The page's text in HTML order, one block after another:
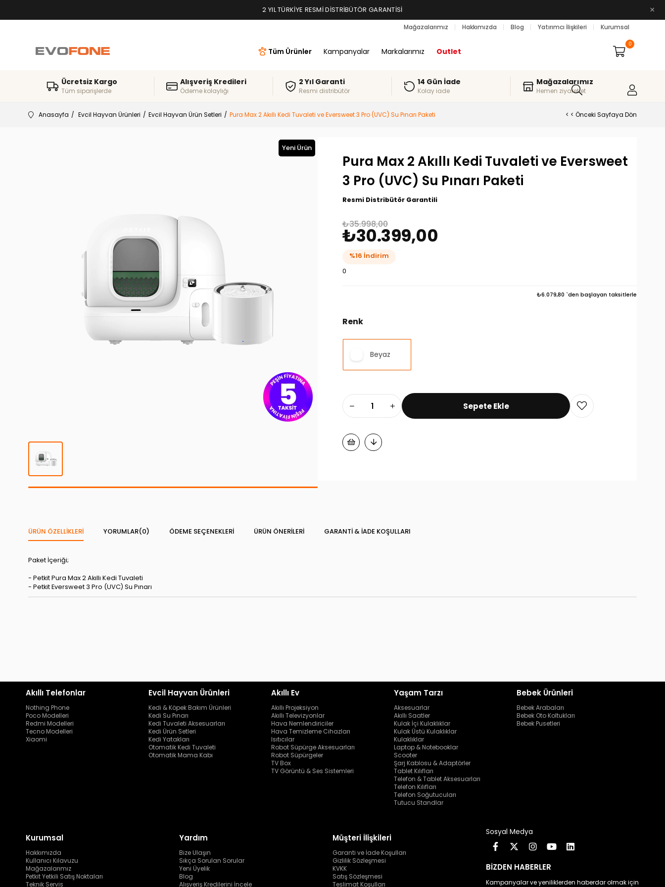
2 YIL TÜRKIYE RESMI DISTRIBÜTÖR GARANTISI ×
Mağazalarımız Hakkımızda Blog Yatırımcı İlişkileri Kurumsal
Tüm Ürünler Kampanyalar Markalarımız Outlet
0
Ücretsiz Kargo
Tüm siparişlerde
Alışveriş Kredileri
Ödeme kolaylığı
2 Yıl Garanti
Resmi distribütör
14 Gün İade
Kolay iade
Mağazalarımız
Hemen ziyaret et
Anasayfa Evcil Hayvan Ürünleri Evcil Hayvan Ürün Setleri Pura Max 2 Akıllı Kedi Tuvaleti ve Eversweet 3 Pro (UVC) Su Pınarı Paketi < < Önceki Sayfaya Dön
Yeni Ürün
Pura Max 2 Akıllı Kedi Tuvaleti ve Eversweet
3 Pro (UVC) Su Pınarı Paketi
Resmi Distribütör Garantili
₺35.998,00
₺30.399,00
%16 İndirim
0
₺6.079,80 `den başlayan taksitlerle
Renk
Beyaz
ÜRÜN ÖZELLIKLERI YORUMLAR(0) ÖDEME SEÇENEKLERI ÜRÜN ÖNERILERI GARANTI & İADE KOŞULLARI
Paket İçeriği;
- Petkit Pura Max 2 Akıllı Kedi Tuvaleti
- Petkit Eversweet 3 Pro (UVC) Su Pınarı
Akıllı Telefonlar
Nothing Phone
Poco Modelleri
Redmi Modelleri
Tecno Modelleri
Xiaomi
Evcil Hayvan Ürünleri
Kedi & Köpek Bakım Ürünleri
Kedi Su Pınarı
Kedi Tuvaleti Aksesuarları
Kedi Ürün Setleri
Kedi Yatakları
Otomatik Kedi Tuvaleti
Otomatik Mama Kabı
Akıllı Ev
Akıllı Projeksiyon
Akıllı Televizyonlar
Hava Nemlendiriciler
Hava Temizleme Cihazları
Isıtıcılar
Robot Süpürge Aksesuarları
Robot Süpürgeler
TV Box
TV Görüntü & Ses Sistemleri
Yaşam Tarzı
Aksesuarlar
Akıllı Saatler
Kulak İçi Kulaklıklar
Kulak Üstü Kulaklıklar
Kulaklıklar
Laptop & Notebooklar
Scooter
Şarj Kablosu & Adaptörler
Tablet Kılıfları
Telefon & Tablet Aksesuarları
Telefon Kılıfları
Telefon Soğutucuları
Tutucu Standlar
Bebek Ürünleri
Bebek Arabaları
Bebek Oto Koltukları
Bebek Pusetleri
Kurumsal
Hakkımızda
Kullanıcı Kılavuzu
Mağazalarımız
Petkit Yetkili Satış Noktaları
Teknik Servis
Yardım
Bize Ulaşın
Sıkça Sorulan Sorular
Yeni Üyelik
Blog
Alışveriş Kredilerini İncele
Müşteri İlişkileri
Garanti ve İade Koşulları
Gizlilik Sözleşmesi
KVKK
Satış Sözleşmesi
Teslimat Koşulları
Sosyal Medya
BİZDEN HABERLER
Kampanyalar ve yeniliklerden haberdar olmak için